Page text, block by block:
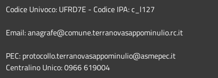
Codice Univoco: UFRD7E - Codice IPA: c_l127
Email: anagrafe@comune.terranovasappominulio.rc.it
PEC: protocollo.terranovasappominulio@asmepec.it
Centralino Unico: 0966 619004